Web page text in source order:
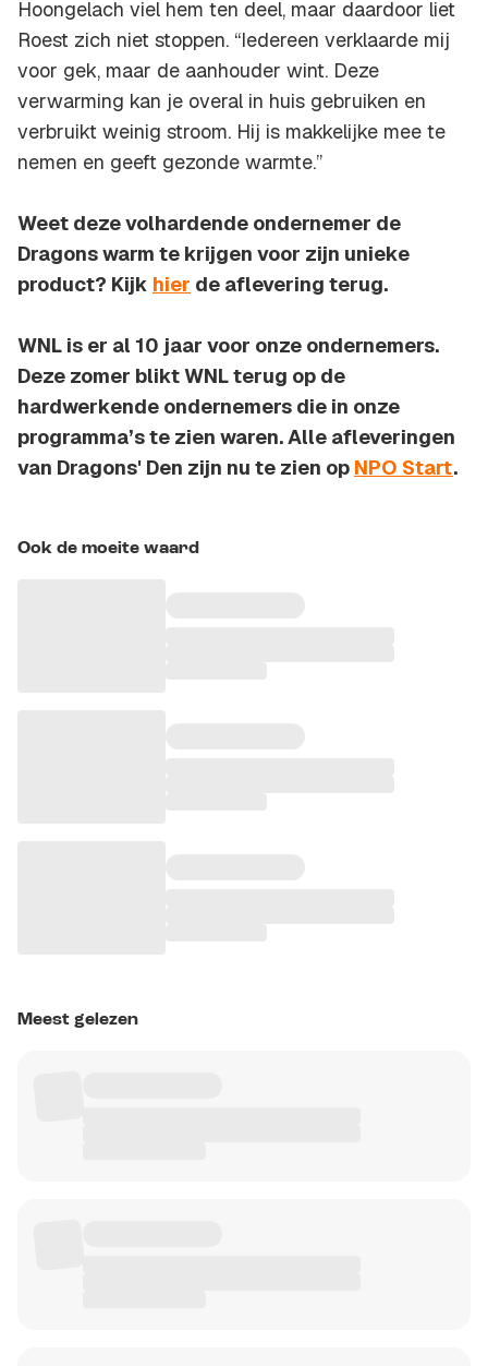
Hoongelach viel hem ten deel, maar daardoor liet
Roest zich niet stoppen. “Iedereen verklaarde mij
voor gek, maar de aanhouder wint. Deze
verwarming kan je overal in huis gebruiken en
verbruikt weinig stroom. Hij is makkelijke mee te
nemen en geeft gezonde warmte.”
Weet deze volhardende ondernemer de
Dragons warm te krijgen voor zijn unieke
product? Kijk hier de aflevering terug.
WNL is er al 10 jaar voor onze ondernemers.
Deze zomer blikt WNL terug op de
hardwerkende ondernemers die in onze
programma’s te zien waren. Alle afleveringen
van Dragons' Den zijn nu te zien op NPO Start.
Ook de moeite waard
Meest gelezen